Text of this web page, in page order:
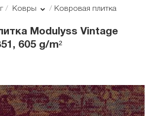
Ковры Ковровая плитка
Modulyss Vintage
605 g/m²